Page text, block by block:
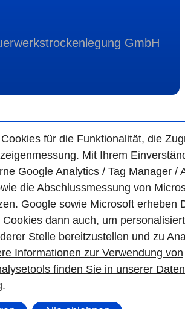
GmbH
für die Funktio­na­lität, die
Mit Ihrem
Google Analytics / Tag Manager /
die Abschluss­mes­sung von
Google sowie Micro­soft erheben
dann auch, um
Stelle bereit­zu­stel­len und zu
Infor­matio­nen zur Ver­wen­dung von
fin­den Sie in unserer